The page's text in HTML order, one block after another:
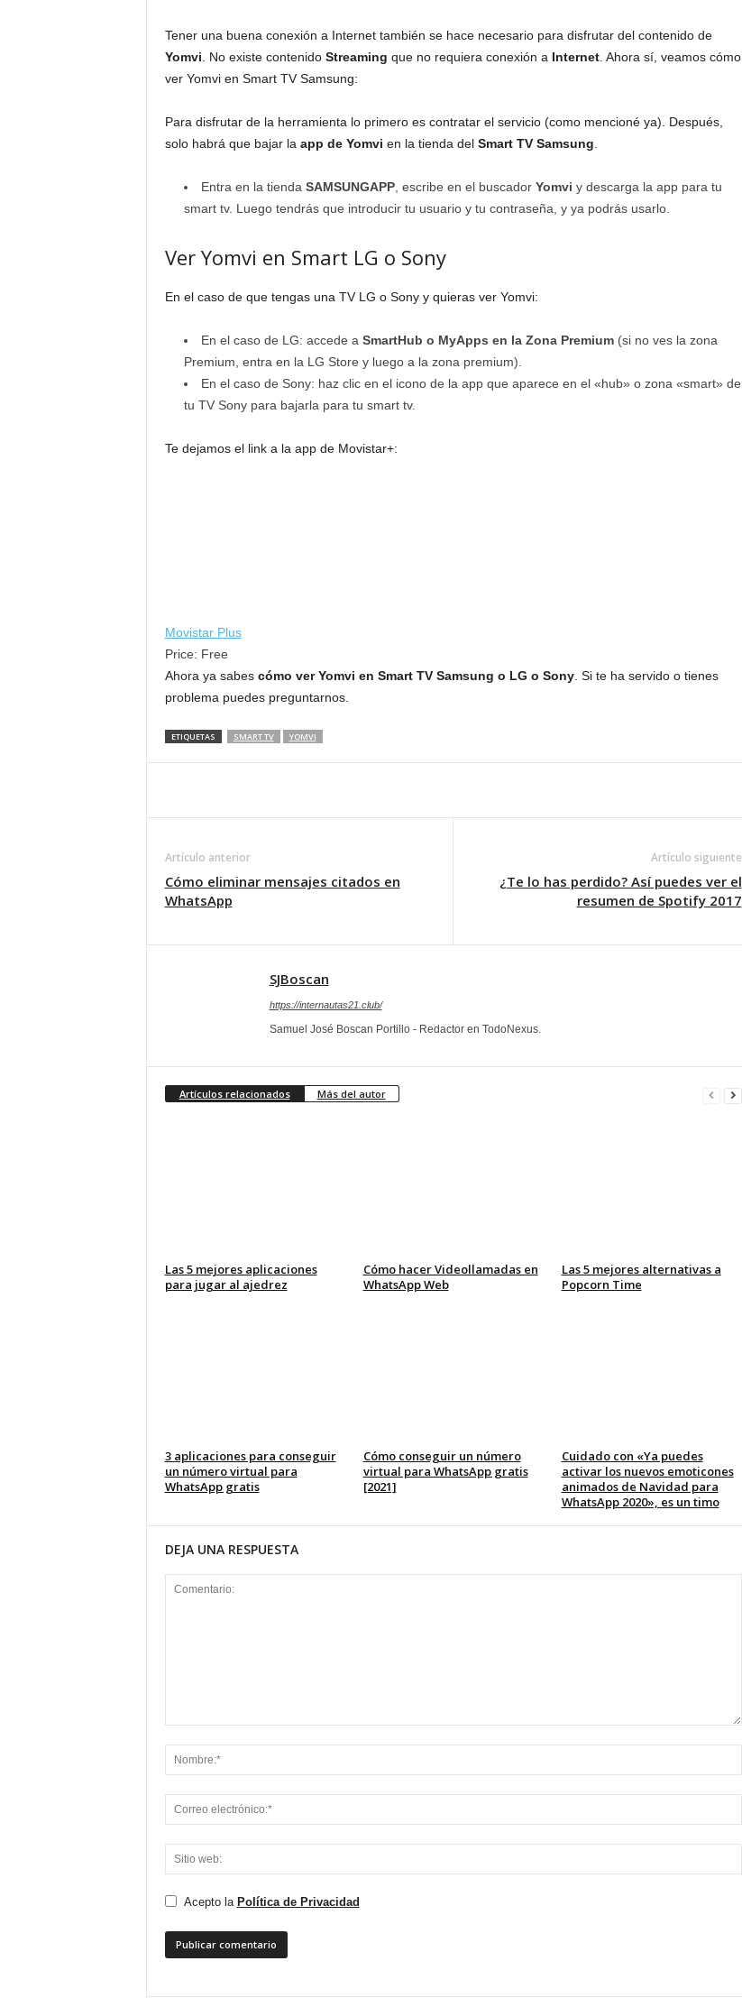
Tener una buena conexión a Internet también se hace necesario para disfrutar del contenido de
Yomvi . No existe contenido Streaming que no requiera conexión a Internet. Ahora sí, veamos cómo
ver Yomvi en Smart TV Samsung:
Para disfrutar de la herramienta lo primero es contratar el servicio (como mencioné ya). Después,
solo habrá que bajar la app de Yomvi en la tienda del Smart TV Samsung
Entra en la tienda SAMSUNGAPP, escribe en el buscadorYomvi y descarga la app para tu
smart tv. Luego tendrás que introducir tu usuario y tu contraseña, y ya podrás usarlo.
Ver Yomvi en Smart LG o Sony
En el caso de que tengas una TV LG o Sony y quieras ver Yomvi:
En el caso de LG: accede a SmartHub o MyApps en la Zona Premium(si no ves la zona
Premium, entra en la LG Store y luego a la zona premium).
En el caso de Sony: haz clic en el icono de la app que aparece en el «hub» o zona «smart» de
tu TV Sony para bajarla para tu smart tv.
Te dejamos el link a la app de Movistar+:
Movistar Plus
Price: Free
Ahora ya sabes cómo ver Yomvi en Smart TV Samsung o LG o Sony. Si te ha servido o tienes
problema puedes preguntarnos.
ETIQUETAS SMART TV YOMVI
Artículo anterior
Cómo eliminar mensajes citados en
WhatsApp
Artículo siguiente
¿Te lo has perdido? Así puedes ver el
resumen de Spotify 2017
SJBoscan
https://internautas21.club/
Samuel José Boscan Portillo - Redactor en TodoNexus.
Artículos relacionados Más del autor
Las 5 mejores aplicaciones
para jugar al ajedrez
Cómo hacer Videollamadas en
WhatsApp Web
Las 5 mejores alternativas a
Popcorn Time
3 aplicaciones para conseguir
un número virtual para
WhatsApp gratis
Cómo conseguir un número
virtual para WhatsApp gratis
[2021]
Cuidado con «Ya puedes
activar los nuevos emoticones
animados de Navidad para
WhatsApp 2020», es un timo
DEJA UNA RESPUESTA
Acepto la Política de Privacidad